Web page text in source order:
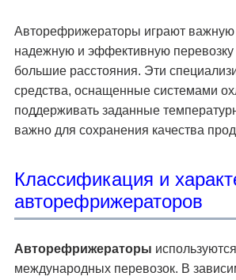
Авторефрижераторы играют важную
надежную и эффективную
большие расстояния. Эти
средства, оснащенные системами
поддерживать заданные
важно для сохранения качества
Классификация и
авторефрижераторов
Авторефрижераторы
международных перевозок. В